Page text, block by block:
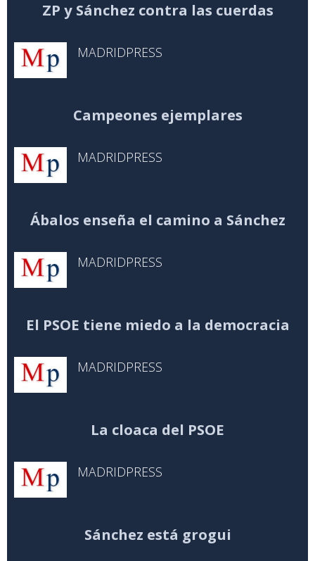
ZP y Sánchez contra las cuerdas
MADRIDPRESS
Campeones ejemplares
MADRIDPRESS
Ábalos enseña el camino a Sánchez
MADRIDPRESS
El PSOE tiene miedo a la democracia
MADRIDPRESS
La cloaca del PSOE
MADRIDPRESS
Sánchez está grogui